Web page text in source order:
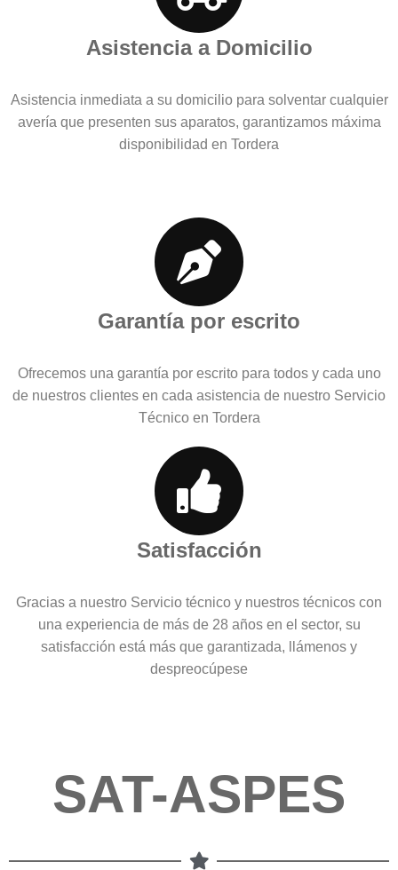
Asistencia a Domicilio
Asistencia inmediata a su domicilio para solventar cualquier
avería que presenten sus aparatos, garantizamos máxima
disponibilidad en Tordera
Garantía por escrito
Ofrecemos una garantía por escrito para todos y cada uno
de nuestros clientes en cada asistencia de nuestro Servicio
Técnico en Tordera
Satisfacción
Gracias a nuestro Servicio técnico y nuestros técnicos con
una experiencia de más de 28 años en el sector, su
satisfacción está más que garantizada, llámenos y
despreocúpese
SAT-ASPES